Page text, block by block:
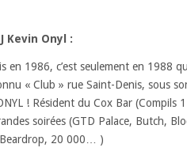
Kevin Onyl :
en 1986, c’est seulement en 1988
« Club » rue Saint-Denis, sous
! Résident du Cox Bar (Compils
soirées (GTD Palace, Butch,
20 000… )